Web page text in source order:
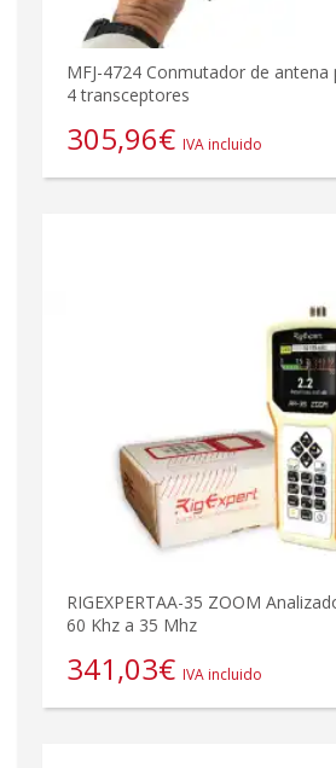
MFJ-4724 Conmutador de
4 transceptores
305,96€ IVA incluido
RIGEXPERTAA-35 ZOOM
60 Khz a 35 Mhz
341,03€ IVA incluido